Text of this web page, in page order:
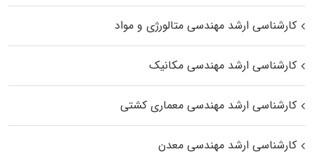
کارشناسی ارشد مهندسی متالورژی و مواد
کارشناسی ارشد مهندسی مکانیک
کارشناسی ارشد مهندسی معماری کشتی
کارشناسی ارشد مهندسی معدن